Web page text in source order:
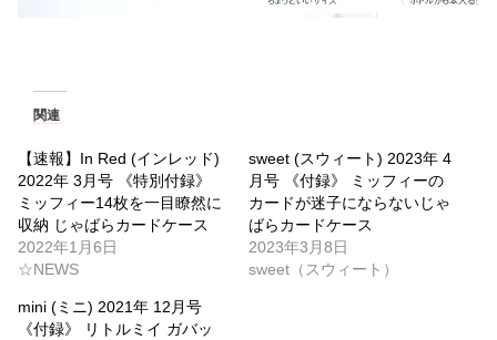
関連
【速報】In Red (インレッド)
2022年 3月号 《特別付録》
ミッフィー14枚を一目瞭然に
収納 じゃばらカードケース
2022年1月6日
☆NEWS
sweet (スウィート) 2023年 4
月号 《付録》 ミッフィーの
カードが迷子にならないじゃ
ばらカードケース
2023年3月8日
sweet（スウィート）
mini (ミニ) 2021年 12月号
《付録》 リトルミイ ガバッ